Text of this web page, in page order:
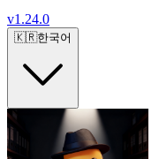
v1.24.0
🇰🇷한국어